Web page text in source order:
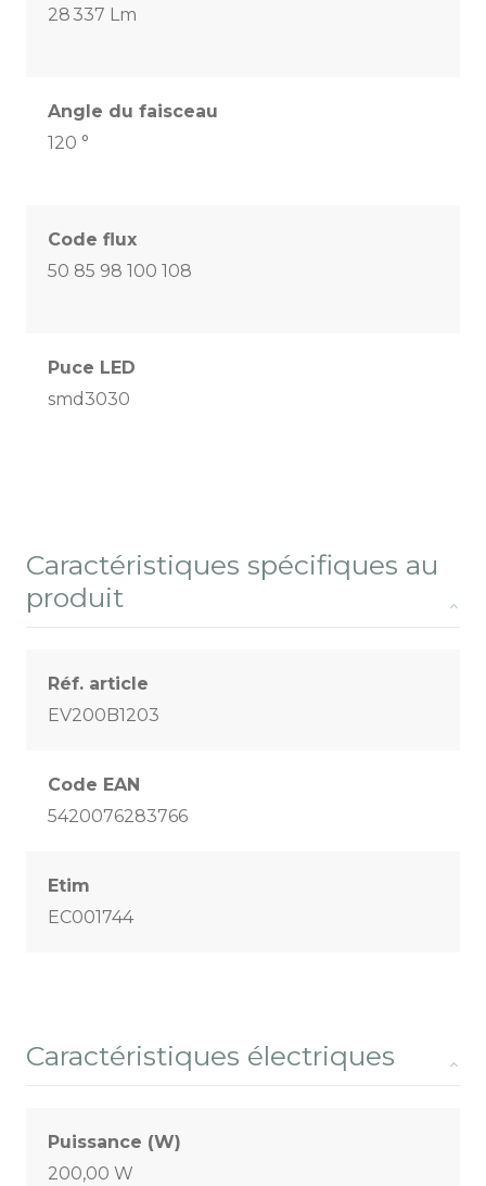
28 337 Lm
Angle du faisceau
120 °
Code flux
50 85 98 100 108
Puce LED
smd3030
Caractéristiques spécifiques au
produit
Réf. article
EV200B1203
Code EAN
5420076283766
Etim
EC001744
Caractéristiques électriques
Puissance (W)
200,00 W